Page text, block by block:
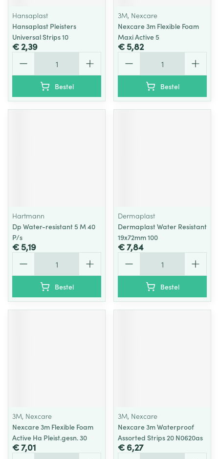
Hansaplast
Hansaplast Pleisters
Universal Strips 10
€ 2,39
Bestel
3M, Nexcare
Nexcare 3m Flexible Foam
Maxi Active 5
€ 5,82
Bestel
Hartmann
Dp Water-resistant 5 M 40
P/s
€ 5,19
Bestel
Dermaplast
Dermaplast Water Resistant
19x72mm 100
€ 7,84
Bestel
3M, Nexcare
Nexcare 3m Flexible Foam
Active Ha Pleist.gesn. 30
€ 7,01
3M, Nexcare
Nexcare 3m Waterproof
Assorted Strips 20 N0620as
€ 6,27